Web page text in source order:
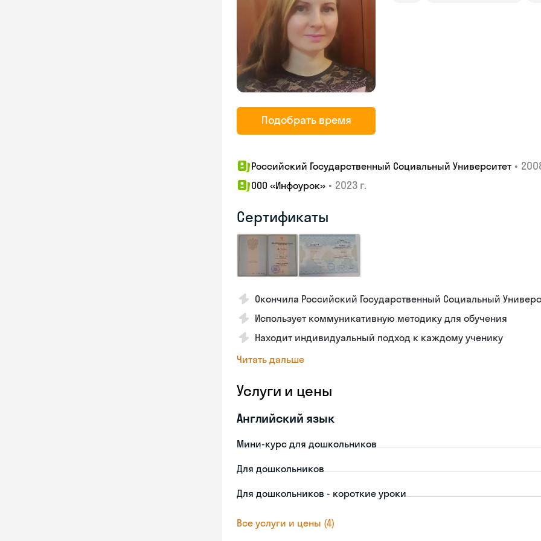
Подобрать время
Российский Государственный Социальный Университет •
ООО «Инфоурок» • 2023 г.
Сертификаты
Окончила Российский Государственный Социальный
Использует коммуникативную методику для обучения
Находит индивидуальный подход к каждому ученику
Читать дальше
Услуги и цены
Английский язык
Мини-курс для дошкольников
Для дошкольников
Для дошкольников - короткие уроки
Все услуги и цены (4)